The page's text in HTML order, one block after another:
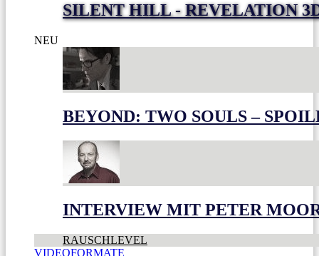
SILENT HILL - REVELATION
NEU
BEYOND: TWO SOULS –
INTERVIEW MIT PETER
RAUSCHLEVEL
VIDEOFORMATE